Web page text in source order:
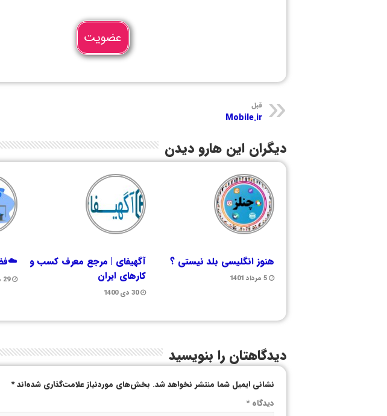
عضویت
قبل
Mobile.ir
دیگران این هارو دیدن
هنوز انگلیسی بلد نیستی ؟
5 مرداد 1401
آگهیفای | مرجع معرف کسب و
کارهای ایران
30 دی 1400
29 مهر 1400
دیدگاهتان را بنویسید
نشانی ایمیل شما منتشر نخواهد شد. بخش‌های موردنیاز علامت‌گذاری شده‌اند*
دیدگاه*